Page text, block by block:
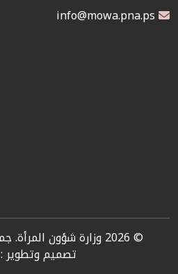
info@mowa.pna.ps
© 2026 وزارة شؤون المرأة. جميع الحقوق محفوظة.
تصميم وتطوير :